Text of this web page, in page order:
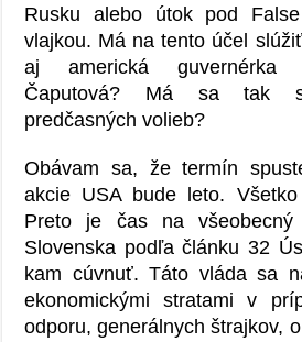
Rusku alebo útok pod
vlajkou. Má na tento účel
aj americká guvernérka
Čaputová? Má sa tak
predčasných volieb?
Obávam sa, že termín
akcie USA bude leto.
Preto je čas na všeobecný
Slovenska podľa článku 32
kam cúvnuť. Táto vláda sa
ekonomickými stratami v
odporu, generálnych štrajkov,